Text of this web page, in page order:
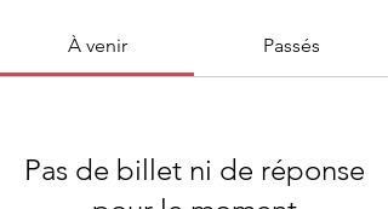
À venir Passés
Pas de billet ni de réponse